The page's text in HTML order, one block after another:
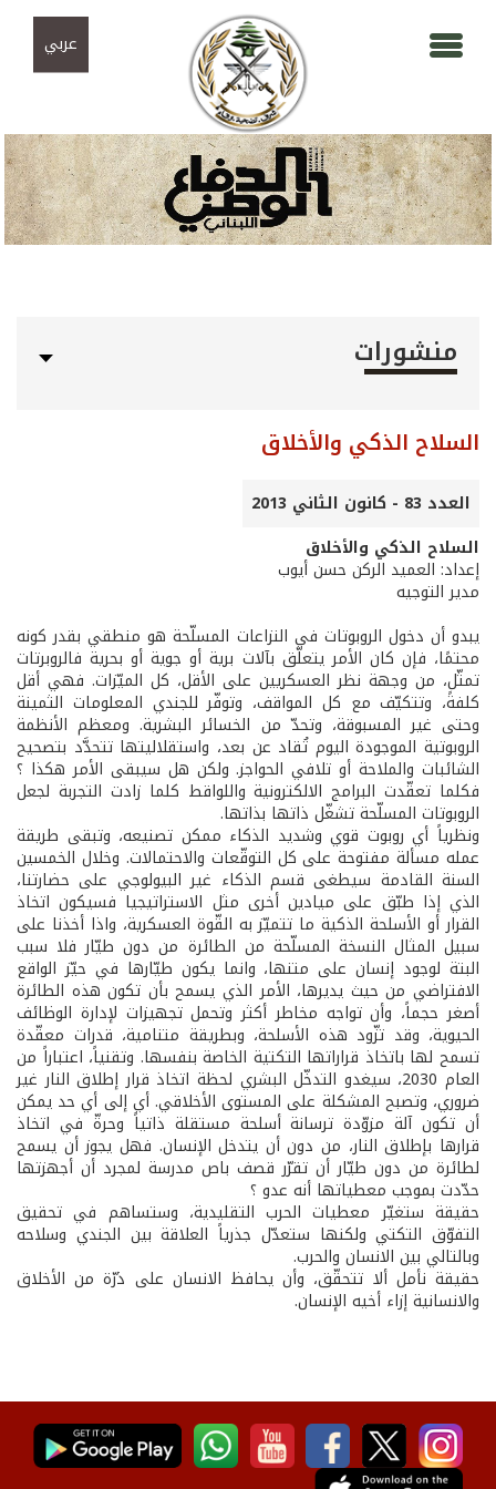
عربي
منشورات
السلاح الذكي والأخلاق
العدد 83 - كانون الثاني 2013
السلاح الذكي والأخلاق
إعداد: العميد الركن حسن أيوب
مدير التوجيه
يبدو أن دخول الروبوتات في النزاعات المسلّحة هو منطقي بقدر كونه
محتمًا، فإن كان الأمر يتعلّق بآلات برية أو جوية أو بحرية فالروبرتات
تمثّل، من وجهة نظر العسكريين على الأقل، كل الميّزات. فهي أقل
كلفةً، وتتكيّف مع كل المواقف، وتوفّر للجندي المعلومات الثمينة
وحتى غير المسبوقة، وتحدّ من الخسائر البشرية. ومعظم الأنظمة
الروبوتية الموجودة اليوم تُقاد عن بعد، واستقلاليتها تتحدَّد بتصحيح
الشائبات والملاحة أو تلافي الحواجز. ولكن هل سيبقى الأمر هكذا ؟
فكلما تعقّدت البرامج الالكترونية واللواقط كلما زادت التجربة لجعل
الروبوتات المسلّحة تشغّل ذاتها بذاتها.
ونظرياً أي روبوت قوي وشديد الذكاء ممكن تصنيعه، وتبقى طريقة
عمله مسألة مفتوحة على كل التوقّعات والاحتمالات. وخلال الخمسين
السنة القادمة سيطغى قسم الذكاء غير البيولوجي على حضارتنا،
الذي إذا طبّق على ميادين أخرى مثل الاستراتيجيا فسيكون اتخاذ
القرار أو الأسلحة الذكية ما تتميّز به القّوة العسكرية، واذا أخذنا على
سبيل المثال النسخة المسلّحة من الطائرة من دون طيّار فلا سبب
البتة لوجود إنسان على متنها، وانما يكون طيّارها في حيّز الواقع
الافتراضي من حيث يديرها، الأمر الذي يسمح بأن تكون هذه الطائرة
أصغر حجماً، وأن تواجه مخاطر أكثر وتحمل تجهيزات لإدارة الوظائف
الحيوية، وقد تزّود هذه الأسلحة، وبطريقة متنامية، قدرات معقّدة
تسمح لها باتخاذ قراراتها التكتية الخاصة بنفسها. وتقنياً، اعتباراً من
العام 2030، سيغدو التدخّل البشري لحظة اتخاذ قرار إطلاق النار غير
ضروري، وتصبح المشكلة على المستوى الأخلاقي. أي إلى أي حد يمكن
أن تكون آلة مزوّدة ترسانة أسلحة مستقلة ذاتياً وحرةّ في اتخاذ
قرارها بإطلاق النار، من دون أن يتدخل الإنسان. فهل يجوز أن يسمح
لطائرة من دون طيّار أن تقرّر قصف باص مدرسة لمجرد أن أجهزتها
حدّدت بموجب معطياتها أنه عدو ؟
حقيقة ستغيّر معطيات الحرب التقليدية، وستساهم في تحقيق
التفوّق التكتي ولكنها ستعدّل جذرياً العلاقة بين الجندي وسلاحه
وبالتالي بين الانسان والحرب.
حقيقة نأمل ألا تتحقّق، وأن يحافظ الانسان على ذرّة من الأخلاق
والانسانية إزاء أخيه الإنسان.